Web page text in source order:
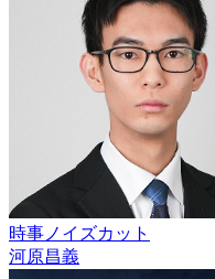
時事ノイズカット
河原昌義